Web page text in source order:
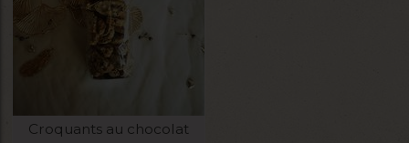
Croquants au chocolat